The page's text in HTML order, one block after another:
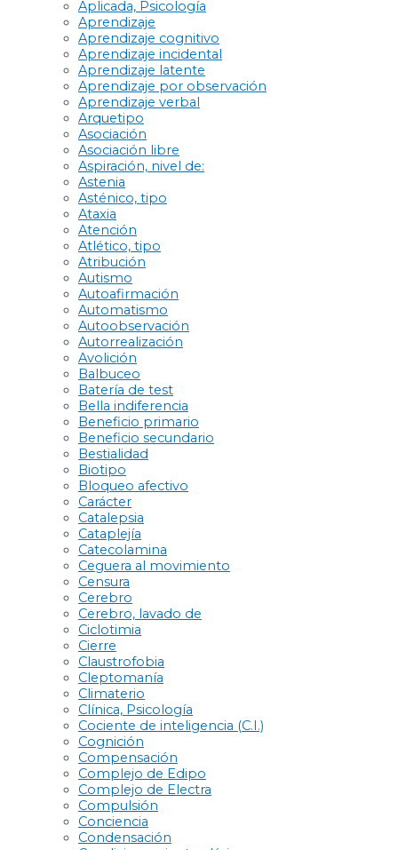
Aplicada, Psicología
Aprendizaje
Aprendizaje cognitivo
Aprendizaje incidental
Aprendizaje latente
Aprendizaje por observación
Aprendizaje verbal
Arquetipo
Asociación
Asociación libre
Aspiración, nivel de:
Astenia
Asténico, tipo
Ataxia
Atención
Atlético, tipo
Atribución
Autismo
Autoafirmación
Automatismo
Autoobservación
Autorrealización
Avolición
Balbuceo
Batería de test
Bella indiferencia
Beneficio primario
Beneficio secundario
Bestialidad
Biotipo
Bloqueo afectivo
Carácter
Catalepsia
Cataplejía
Catecolamina
Ceguera al movimiento
Censura
Cerebro
Cerebro, lavado de
Ciclotimia
Cierre
Claustrofobia
Cleptomanía
Climaterio
Clínica, Psicología
Cociente de inteligencia (C.I.)
Cognición
Compensación
Complejo de Edipo
Complejo de Electra
Compulsión
Conciencia
Condensación